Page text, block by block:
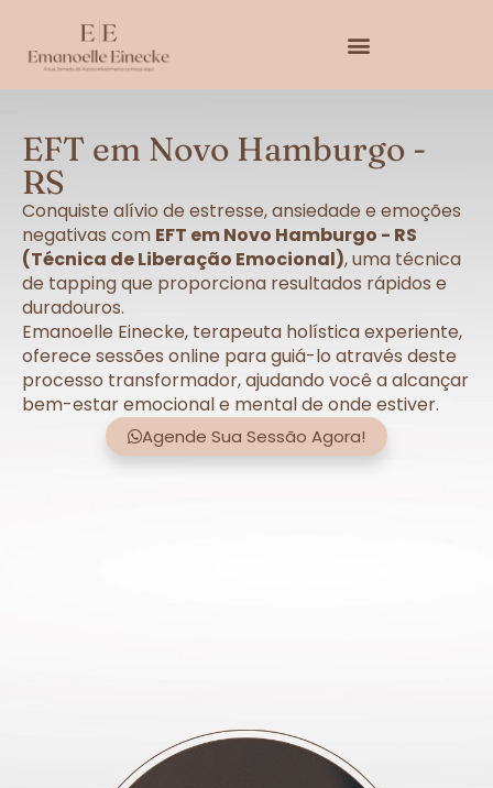
EFT em Novo Hamburgo -
RS
Conquiste alívio de estresse, ansiedade e emoções
negativas com EFT em Novo Hamburgo - RS
(Técnica de Liberação Emocional), uma técnica
de tapping que proporciona resultados rápidos e
duradouros.
Emanoelle Einecke, terapeuta holística experiente,
oferece sessões online para guiá-lo através deste
processo transformador, ajudando você a alcançar
bem-estar emocional e mental de onde estiver.
Agende Sua Sessão Agora!